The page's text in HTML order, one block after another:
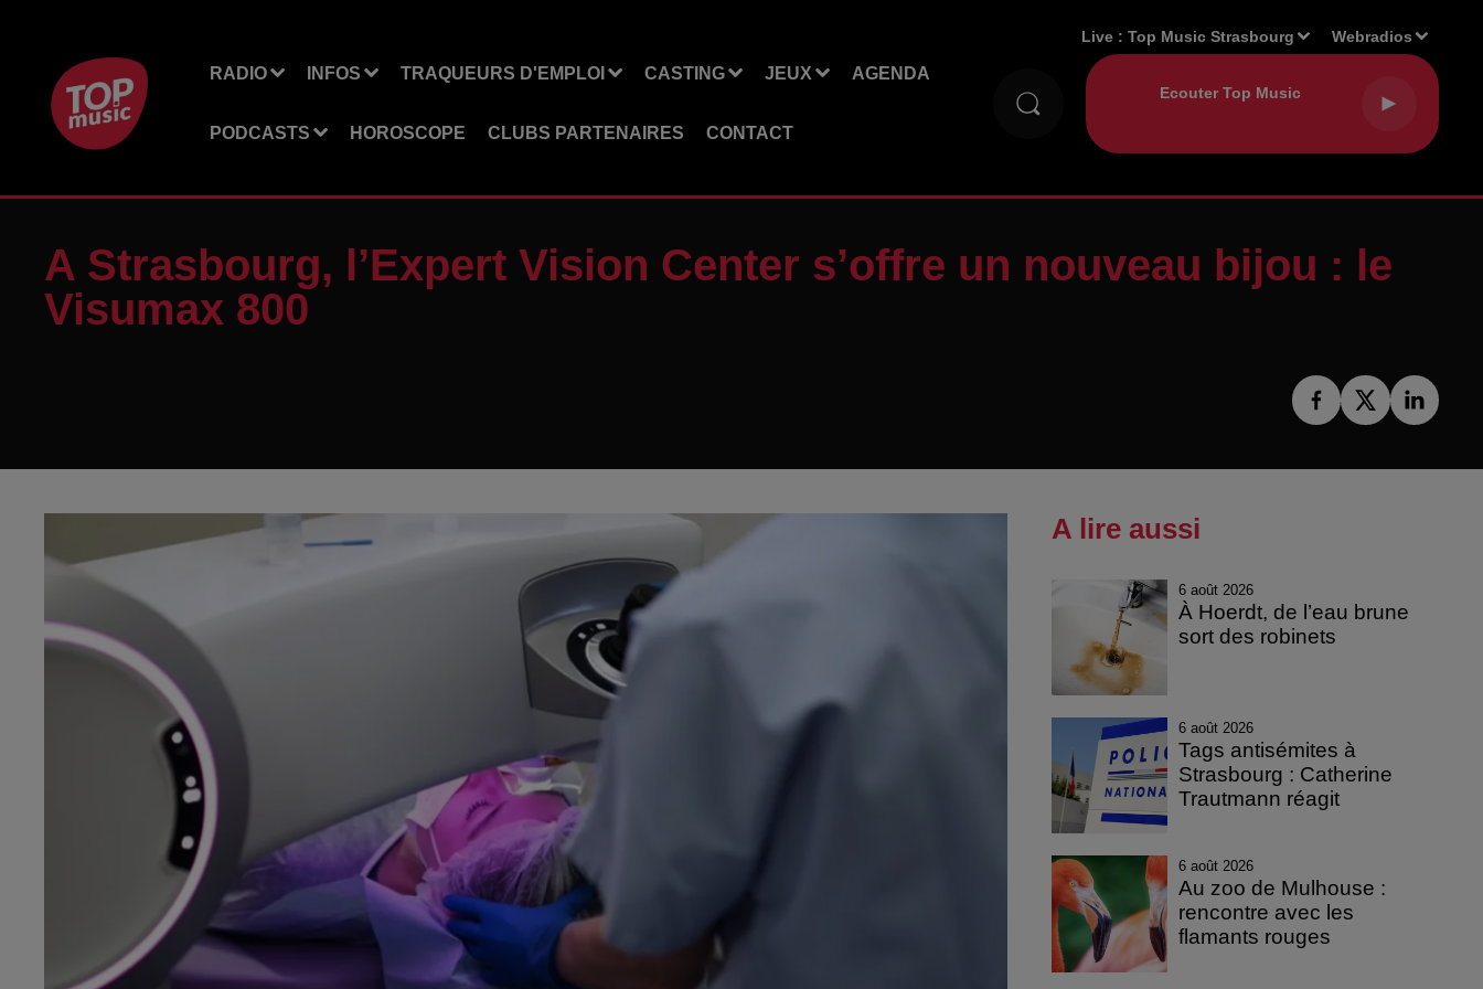
RADIO INFOS TRAQUEURS D'EMPLOI CASTING JEUX AGENDA
PODCASTS HOROSCOPE CLUBS PARTENAIRES CONTACT
Live :Top Music Strasbourg Webradios
A Strasbourg, l’Expert Vision Center s’offre un nouveau bijou : le
Visumax 800
A lire aussi
6 août 2026
À Hoerdt, de l’eau brune
sort des robinets
6 août 2026
Tags antisémites à
Strasbourg : Catherine
Trautmann réagit
6 août 2026
Au zoo de Mulhouse :
rencontre avec les
flamants rouges